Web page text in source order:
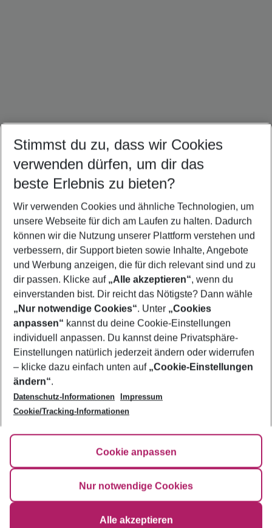
Ergebnisse filtern
Kuba Urlaub Karibik Urlaub
Quicklinks
Pauschalreisen Boston
Footer
Footer navigation
Über uns
AGB
Bestpreisgarantie
Cookie-Einstellungen ändern
Cookie-Richtlinie
Impressum
Agenturbetreuung
Barrierefreies Reisen
HanseMerkur Reiseversicherung
Hilfe & Kontakt
Folge uns
Stimmst du zu, dass wir Cookies
verwenden dürfen, um dir das
beste Erlebnis zu bieten?
Wir verwenden Cookies und ähnliche Technologien, um
unsere Webseite für dich am Laufen zu halten. Dadurch
können wir die Nutzung unserer Plattform verstehen und
verbessern, dir Support bieten sowie Inhalte, Angebote
und Werbung anzeigen, die für dich relevant sind und zu
dir passen. Klicke auf „Alle akzeptieren“, wenn du
einverstanden bist. Dir reicht das Nötigste? Dann wähle
„Nur notwendige Cookies“. Unter „Cookies
anpassen“ kannst du deine Cookie-Einstellungen
individuell anpassen. Du kannst deine Privatsphäre-
Einstellungen natürlich jederzeit ändern oder widerrufen
– klicke dazu einfach unten auf „Cookie-Einstellungen
ändern“.
Datenschutz-Informationen
Impressum
Cookie/Tracking-Informationen
Cookie anpassen
Nur notwendige Cookies
Alle akzeptieren